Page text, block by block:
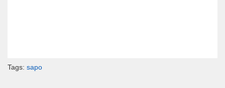
Tags: sapo